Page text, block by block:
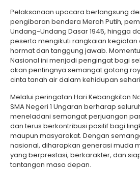
Pelaksanaan upacara berlangsung
pengibaran bendera Merah Putih,
Undang-Undang Dasar 1945, hingga
peserta mengikuti rangkaian kegiatan
hormat dan tanggung jawab.
Nasional ini menjadi pengingat bagi
akan pentingnya semangat gotong
cinta tanah air dalam kehidupan
Melalui peringatan Hari Kebangkitan
SMA Negeri 1 Ungaran berharap
meneladani semangat perjuangan
dan terus berkontribusi positif bagi
maupun masyarakat. Dengan
nasional, diharapkan generasi muda
yang berprestasi, berkarakter, dan
tantangan masa depan.